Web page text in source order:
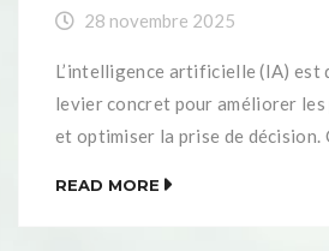
28 novembre 2025
L’intelligence artificielle (IA) est
levier concret pour améliorer
et optimiser la prise de décision.
permet ainsi d’exploiter l’IA
READ MORE